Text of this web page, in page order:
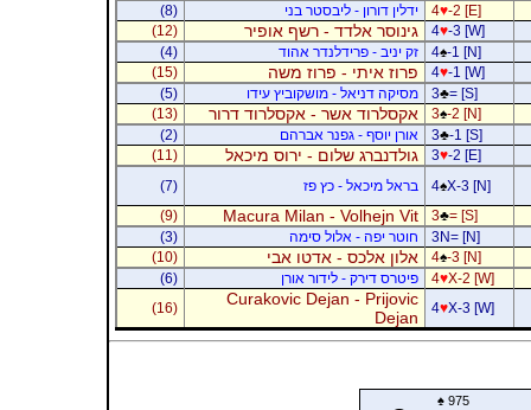
4♥-2 [E] ידלין דורון - ליבסטר בני
(8)
4♥-3 [W] גינוסר אלדד - רשף אופיר
(12)
4♠-1 [N] זק יניב - פרידלנדר אהוד
(4)
4♥-1 [W] פרוז איתי - פרוז משה
(15)
3♣= [S] מסיקה דניאל - מושקוביץ עידו
(5)
3♠-2 [N] אקסלרוד אשר - אקסלרוד דרור
(13)
3♣-1 [S] אורן יוסף - גפנר אברהם
(2)
3♥-2 [E] גולדנברג שלום - ירוס מיכאל
(11)
4♠X-3 [N] בראל מיכאל - כץ פז
(7)
3♣= [S]
Macura Milan - Volhejn Vit
(9)
3N= [N]
חוטר יפה - אלול סימה
(3)
4♠-3 [N] אלון אלכס - אדטו אבי
(10)
4♥X-2 [W] פיטרס דירק - לידור אורן
(6)
4♥X-3 [W]
Curakovic Dejan - Prijovic
Dejan
(16)
♠975